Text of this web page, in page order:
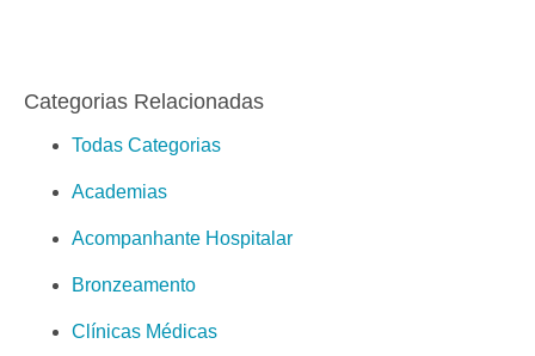
Categorias Relacionadas
Todas Categorias
Academias
Acompanhante Hospitalar
Bronzeamento
Clínicas Médicas